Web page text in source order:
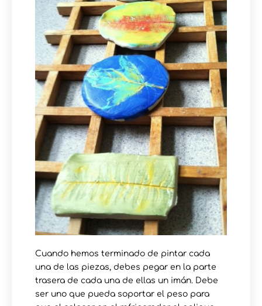
Cuando hemos terminado de pintar cada
una de las piezas, debes pegar en la parte
trasera de cada una de ellas un imán. Debe
ser uno que pueda soportar el peso para